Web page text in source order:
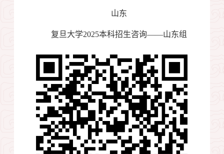
山东
复旦大学2025本科招生咨询——山东组